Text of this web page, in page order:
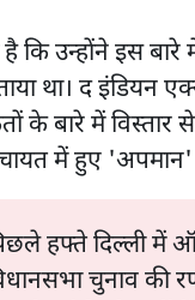
है कि उन्होंने इस
था। द इंडियन
के बारे में विस्तार
में हुए 'अपमान'
हफ्ते दिल्ली में
चुनाव की